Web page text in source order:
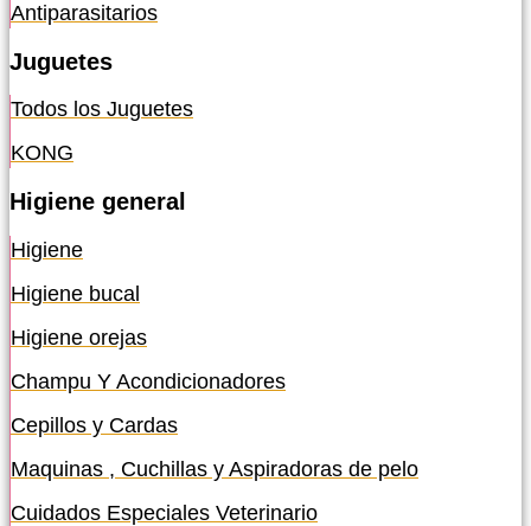
Antiparasitarios
Juguetes
Todos los Juguetes
KONG
Higiene general
Higiene
Higiene bucal
Higiene orejas
Champu Y Acondicionadores
Cepillos y Cardas
Maquinas , Cuchillas y Aspiradoras de pelo
Cuidados Especiales Veterinario